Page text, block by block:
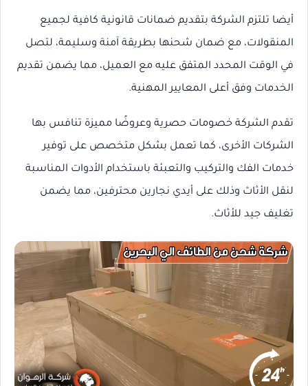
أيضا تلتزم الشركة بتقديم ضمانات قانونية كافية لجميع
المنقولات، مع ضمان شحنها بطريقة آمنة وسليمة، لتصل
في الوقت المحدد المتفق عليه مع العميل، مما يضمن تقديم
الخدمات وفق أعلى المعايير المهنية.
تقدم الشركة خصومات حصرية وعروضًا مميزة تنافس بها
الشركات الأخرى، كما تعمل بشكل متخصص على توفير
خدمات الفك والتركيب والتعبئة باستخدام الأدوات المناسبة
لنقل الأثاث وذلك على أيدي نجارين محترفين، مما يضمن
تغليف جيد للأثاث.